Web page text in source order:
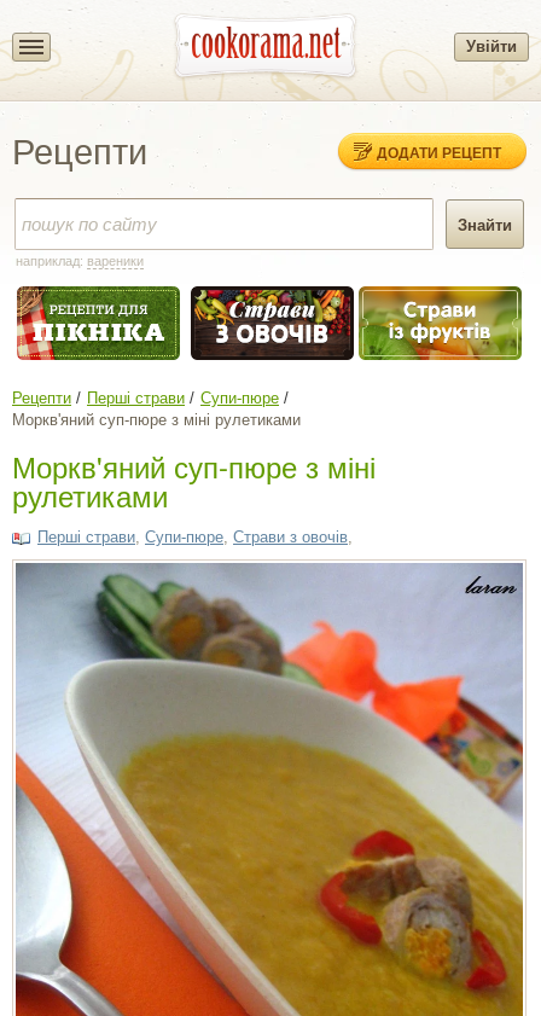
Увійти
Рецепти ДОДАТИ РЕЦЕПТ
наприклад: вареники
Рецепти Перші страви
Супи-пюре
Моркв'яний суп-пюре з міні рулетиками
Моркв'яний суп-пюре з міні
рулетиками
Перші страви Супи-пюре Страви з овочів